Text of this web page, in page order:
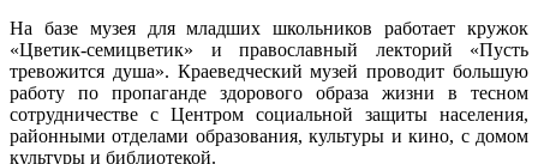
На базе музея для младших школьников работает кружок
«Цветик-семицветик» и православный лекторий «Пусть
тревожится душа». Краеведческий музей проводит большую
работу по пропаганде здорового образа жизни в тесном
сотрудничестве с Центром социальной защиты населения,
районными отделами образования, культуры и кино, с домом
культуры и библиотекой.